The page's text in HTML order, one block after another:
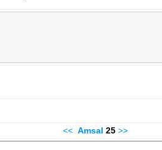
<< Amsal 25 >>